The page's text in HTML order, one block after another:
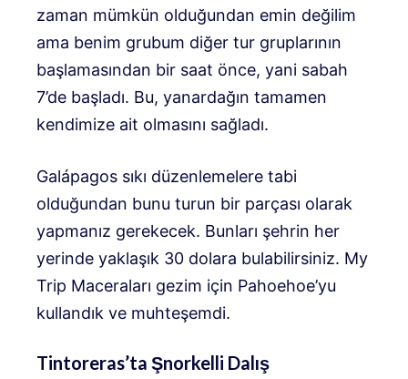
zaman mümkün olduğundan emin değilim
ama benim grubum diğer tur gruplarının
başlamasından bir saat önce, yani sabah
7’de başladı. Bu, yanardağın tamamen
kendimize ait olmasını sağladı.
Galápagos sıkı düzenlemelere tabi
olduğundan bunu turun bir parçası olarak
yapmanız gerekecek. Bunları şehrin her
yerinde yaklaşık 30 dolara bulabilirsiniz. My
Trip Maceraları gezim için Pahoehoe’yu
kullandık ve muhteşemdi.
Tintoreras’ta Şnorkelli Dalış